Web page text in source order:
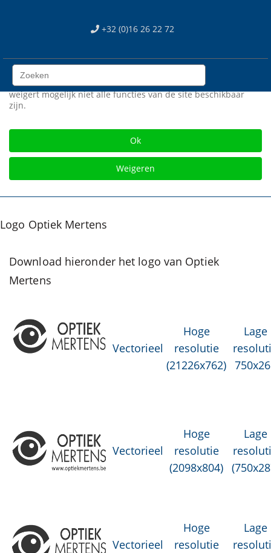
+32 (0)16 26 22 72
Logo Optiek Mertens
Download hieronder het logo van Optiek
Mertens
Vectorieel
Hoge
resolutie
(21226x762)
Lage
Vectorieel
Hoge
resolutie
(2098x804)
Lage
Vectorieel
Hoge
resolutie
Lage
anderen ons helpen om de site en gebruikerservaring te
verbeteren (tracking cookies). U kan zelf kiezen of u deze
cookies wil toestaan of niet. Let op dat als u onze cookies
weigert mogelijk niet alle functies van de site beschikbaar
zijn.
Ok
Weigeren